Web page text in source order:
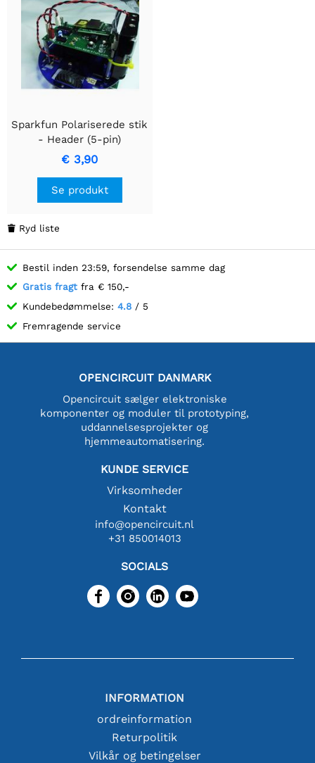
Sparkfun Polariserede stik
- Header (5-pin)
€ 3,90
Se produkt
 Ryd liste
Bestil inden 23:59, forsendelse samme dag
Gratis fragt fra € 150,-
Kundebedømmelse: 4.8 / 5
Fremragende service
OPENCIRCUIT DANMARK
Opencircuit sælger elektroniske
komponenter og moduler til prototyping,
uddannelsesprojekter og
hjemmeautomatisering.
KUNDE SERVICE
Virksomheder
Kontakt
info@opencircuit.nl
+31 850014013
SOCIALS
INFORMATION
ordreinformation
Returpolitik
Vilkår og betingelser